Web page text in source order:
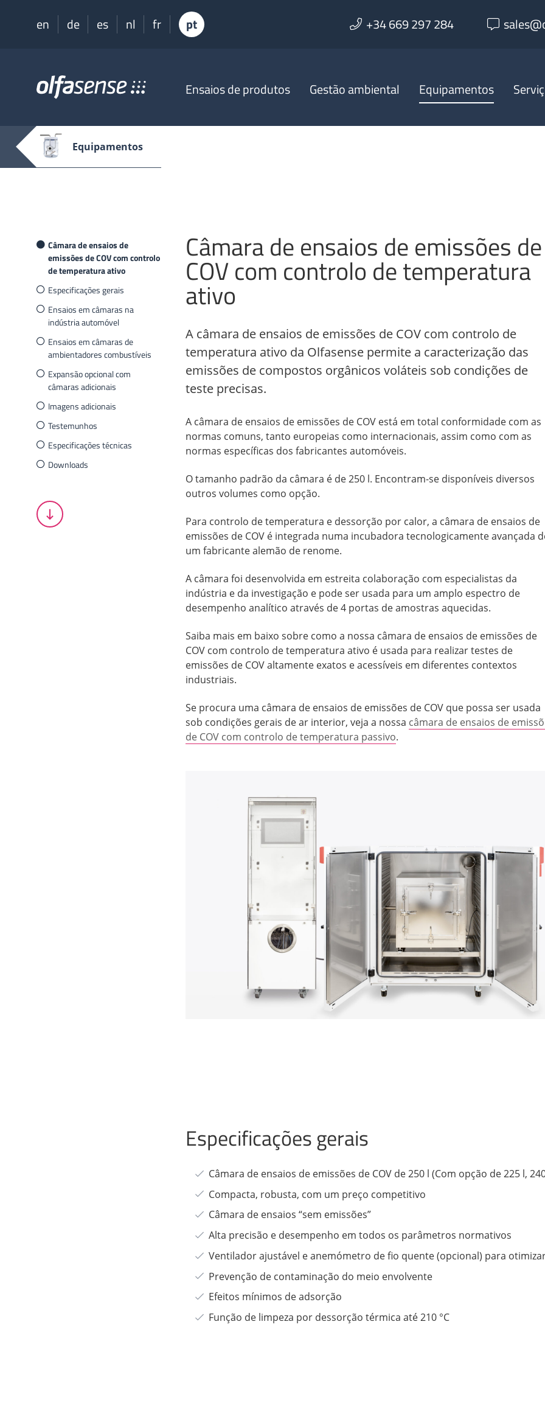
en de es nl fr pt +34 669 297 284
OlfasenseEnsaios de produtos Gestão ambiental Equipamentos
Equipamentos
Câmara de ensaios de
emissões de COV com controlo
de temperatura ativo
Especificações gerais
Ensaios em câmaras na
indústria automóvel
Ensaios em câmaras de
ambientadores combustíveis
Expansão opcional com
câmaras adicionais
Imagens adicionais
Testemunhos
Especificações técnicas
Downloads
Câmara de ensaios de emissões de
COV com controlo de temperatura
ativo
A câmara de ensaios de emissões de COV com controlo de
temperatura ativo da Olfasense permite a caracterização das
emissões de compostos orgânicos voláteis sob condições de
teste precisas.
A câmara de ensaios de emissões de COV está em total conformidade com as
normas comuns, tanto europeias como internacionais, assim como com as
normas específicas dos fabricantes automóveis.
O tamanho padrão da câmara é de 250 l. Encontram-se disponíveis diversos
outros volumes como opção.
Para controlo de temperatura e dessorção por calor, a câmara de ensaios de
emissões de COV é integrada numa incubadora tecnologicamente avançada
um fabricante alemão de renome.
A câmara foi desenvolvida em estreita colaboração com especialistas da
indústria e da investigação e pode ser usada para um amplo espectro de
desempenho analítico através de 4 portas de amostras aquecidas.
Saiba mais em baixo sobre como a nossa câmara de ensaios de emissões de
COV com controlo de temperatura ativo é usada para realizar testes de
emissões de COV altamente exatos e acessíveis em diferentes contextos
industriais.
Se procura uma câmara de ensaios de emissões de COV que possa ser usada
sob condições gerais de ar interior, veja a nossa câmara de ensaios de
de COV com controlo de temperatura passivo.
Especificações gerais
Câmara de ensaios de emissões de COV de 250 l (Com opção de 225 l,
Compacta, robusta, com um preço competitivo
Câmara de ensaios “sem emissões”
Alta precisão e desempenho em todos os parâmetros normativos
Ventilador ajustável e anemómetro de fio quente (opcional) para
Prevenção de contaminação do meio envolvente
Efeitos mínimos de adsorção
Função de limpeza por dessorção térmica até 210 °C